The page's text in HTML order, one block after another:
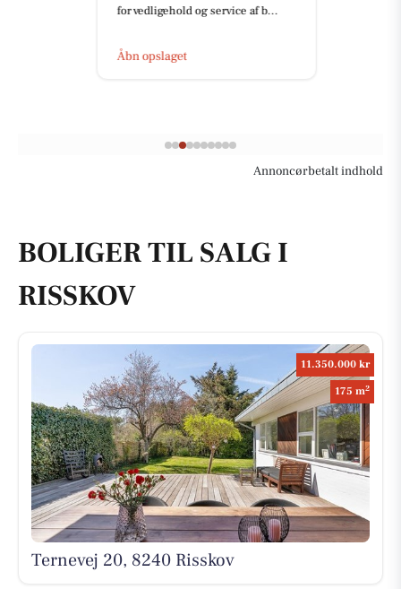
for vedligehold og service af b...
Åbn opslaget
Annoncørbetalt indhold
BOLIGER TIL SALG I
RISSKOV
11.350.000 kr
175 m2
Ternevej 20, 8240 Risskov